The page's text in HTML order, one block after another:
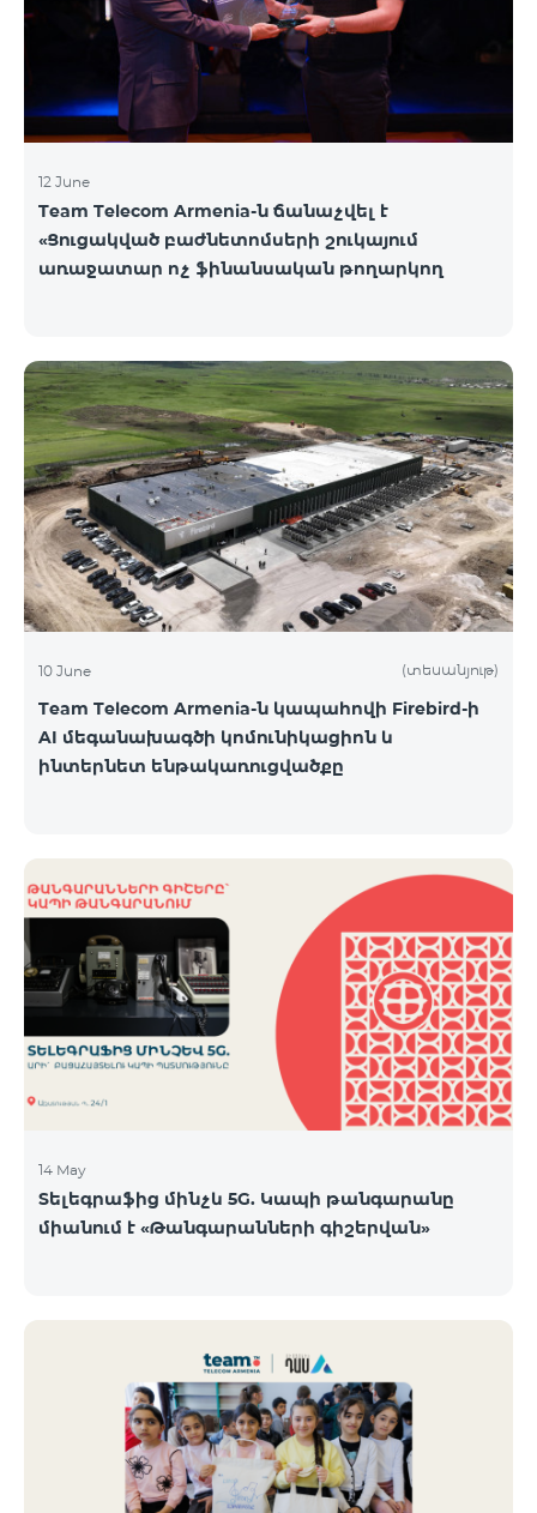
12 June
Team Telecom Armenia-ն ճանաչվել է
«Ցուցակված բաժնետոմսերի շուկայում
առաջատար ոչ ֆինանսական թողարկող
10 June (տեսանյութ)
Team Telecom Armenia-ն կապահովի Firebird-ի
AI մեգանախագծի կոմունիկացիոն և
ինտերնետ ենթակառուցվածքը
14 May
Տելեգրաֆից մինչև 5G. Կապի թանգարանը
միանում է «Թանգարանների գիշերվան»